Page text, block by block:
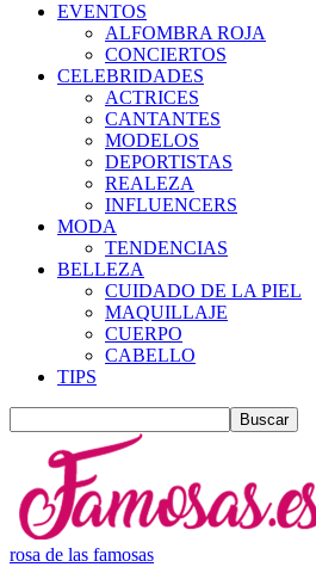
EVENTOS
ALFOMBRA ROJA
CONCIERTOS
CELEBRIDADES
ACTRICES
CANTANTES
MODELOS
DEPORTISTAS
REALEZA
INFLUENCERS
MODA
TENDENCIAS
BELLEZA
CUIDADO DE LA PIEL
MAQUILLAJE
CUERPO
CABELLO
TIPS
rosa de las famosas